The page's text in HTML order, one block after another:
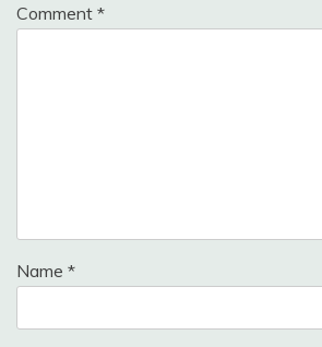
Comment *
Name *